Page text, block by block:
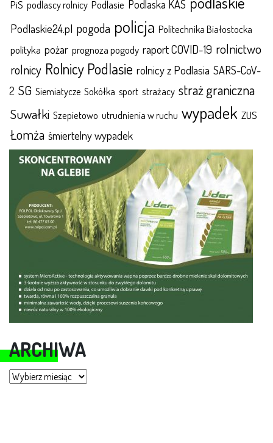
PiS podlascy rolnicy Podlasie Podlaska KAS
Podlaskie24.pl pogoda policja Politechnika Białostocka
polityka pożar prognoza pogody raport COVID-19 rolnictwo
rolnicy Rolnicy Podlasie rolnicy z Podlasia SARS-CoV-
2 SG Siemiatycze Sokółka sport strażacy straż graniczna
Suwałki Szepietowo utrudnienia w ruchu wypadek ZUS
Łomża śmiertelny wypadek
ARCHIWA
Archiwa